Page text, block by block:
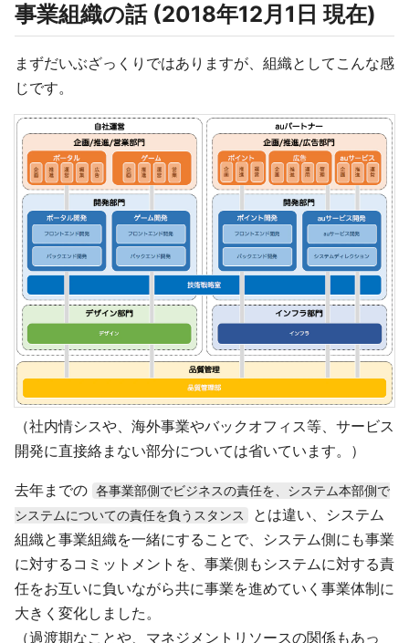
事業組織の話 (2018年12月1日 現在)
まずだいぶざっくりではありますが、組織としてこんな感
じです。
（社内情シスや、海外事業やバックオフィス等、サービス
開発に直接絡まない部分については省いています。）
去年までの 各事業部側でビジネスの責任を、システム本部側で
システムについての責任を負うスタンス
とは違い、システム
組織と事業組織を一緒にすることで、システム側にも事業
に対するコミットメントを、事業側もシステムに対する責
任をお互いに負いながら共に事業を進めていく事業体制に
大きく変化しました。
（過渡期なことや、マネジメントリソースの関係もあっ